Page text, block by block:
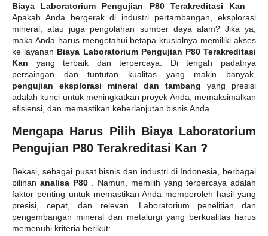
Biaya Laboratorium Pengujian P80 Terakreditasi Kan –
Apakah Anda bergerak di industri pertambangan, eksplorasi
mineral, atau juga pengolahan sumber daya alam? Jika ya,
maka Anda harus mengetahui betapa krusialnya memiliki akses
ke layanan Biaya Laboratorium Pengujian P80 Terakreditasi
Kan yang terbaik dan terpercaya. Di tengah padatnya
persaingan dan tuntutan kualitas yang makin banyak,
pengujian eksplorasi mineral dan tambang yang presisi
adalah kunci untuk meningkatkan proyek Anda, memaksimalkan
efisiensi, dan memastikan keberlanjutan bisnis Anda.
Mengapa Harus Pilih Biaya Laboratorium
Pengujian P80 Terakreditasi Kan ?
Bekasi, sebagai pusat bisnis dan industri di Indonesia, berbagai
pilihan analisa P80
. Namun, memilih yang terpercaya adalah
faktor penting untuk memastikan Anda memperoleh hasil yang
presisi, cepat, dan relevan. Laboratorium penelitian dan
pengembangan mineral dan metalurgi yang berkualitas harus
memenuhi kriteria berikut: